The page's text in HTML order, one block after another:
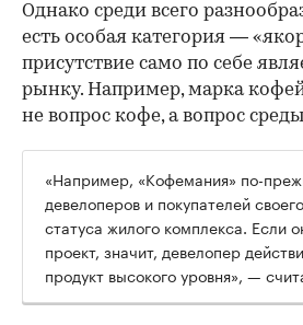
Однако среди всего
есть особая категория —
присутствие само по себе
рынку. Например, марка
не вопрос кофе, а вопрос
«Например, «Кофемания» по-
девелоперов и покупателей
статуса жилого комплекса. Если
проект, значит, девелопер
продукт высокого уровня», —